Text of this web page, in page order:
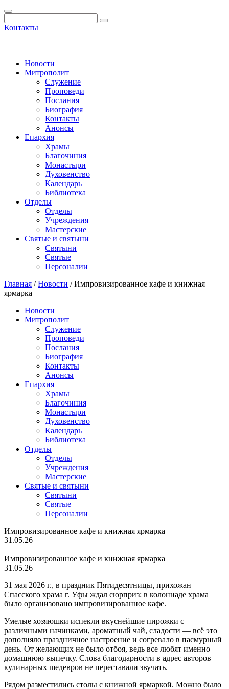
Контакты
Новости
Митрополит
Служение
Проповеди
Послания
Биография
Контакты
Анонсы
Епархия
Храмы
Благочиния
Монастыри
Духовенство
Календарь
Библиотека
Отделы
Отделы
Учреждения
Мастерские
Святые и святыни
Cвятыни
Cвятые
Персоналии
Главная /Новости /Импровизированное кафе и книжная
ярмарка
Новости
Митрополит
Служение
Проповеди
Послания
Биография
Контакты
Анонсы
Епархия
Храмы
Благочиния
Монастыри
Духовенство
Календарь
Библиотека
Отделы
Отделы
Учреждения
Мастерские
Святые и святыни
Cвятыни
Cвятые
Персоналии
Импровизированное кафе и книжная ярмарка
31.05.26
Импровизированное кафе и книжная ярмарка
31.05.26
31 мая 2026 г., в праздник Пятидесятницы, прихожан
Спасского храма г. Уфы ждал сюрприз: в колоннаде храма
было организовано импровизированное кафе.
Умелые хозяюшки испекли вкуснейшие пирожки с
различными начинками, ароматный чай, сладости — всё это
дополняло праздничное настроение и согревало в пасмурный
день. От желающих не было отбоя, ведь все любят именно
домашнюю выпечку. Слова благодарности в адрес авторов
кулинарных шедевров не переставали звучать.
Рядом разместились столы с книжной ярмаркой. Можно было